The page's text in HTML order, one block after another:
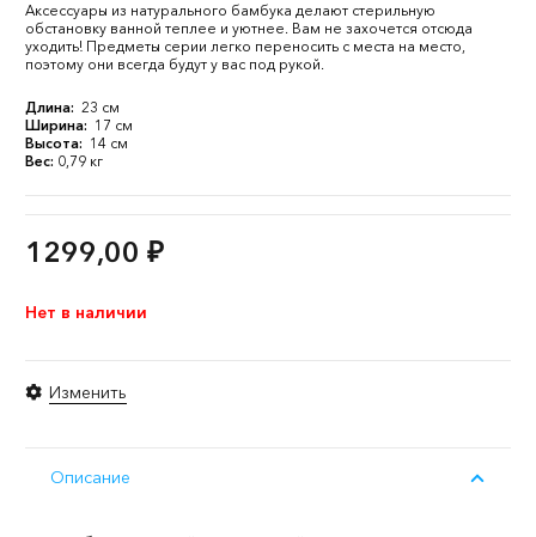
Аксессуары из натурального бамбука делают стерильную
обстановку ванной теплее и уютнее. Вам не захочется отсюда
уходить! Предметы серии легко переносить с места на место,
поэтому они всегда будут у вас под рукой.
Длина: 23 см
Ширина: 17 см
Высота: 14 см
Вес: 0,79 кг
1299,00 ₽
Нет в наличии
Изменить
Описание